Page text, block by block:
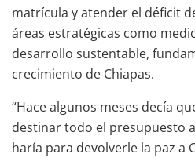
matrícula y atender el déficit
áreas estratégicas como
desarrollo sustentable,
crecimiento de Chiapas.
“Hace algunos meses decía
destinar todo el presupuesto
haría para devolverle la paz a